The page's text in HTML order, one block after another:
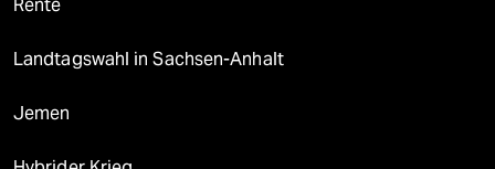
Rente
Landtagswahl in Sachsen-Anhalt
Jemen